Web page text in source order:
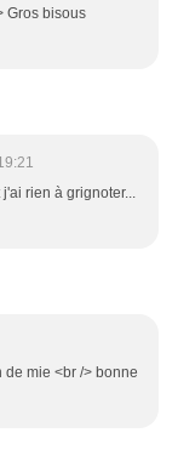
Gros bisous
rien à grignoter...
de mie <br /> bonne